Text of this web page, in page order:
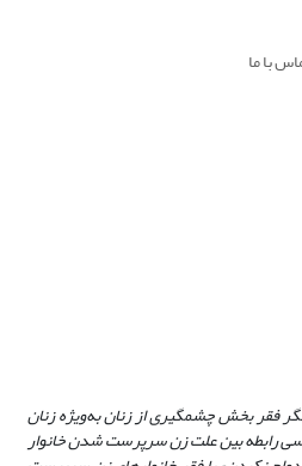
با ما
فقر بخش چشمگیری از زنان بهویژه زنان
هزینه و درآمد خانوار مرکز آمار ایران در سال 1400 و مدل لاجیت به بررسی رابطه بین علت زن سرپرست شدن خانوار